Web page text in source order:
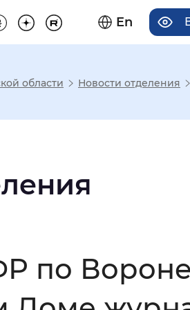
En
области Новости отделения
по